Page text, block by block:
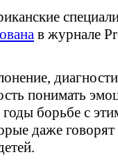
в журнале
понимать
борьбе с
даже